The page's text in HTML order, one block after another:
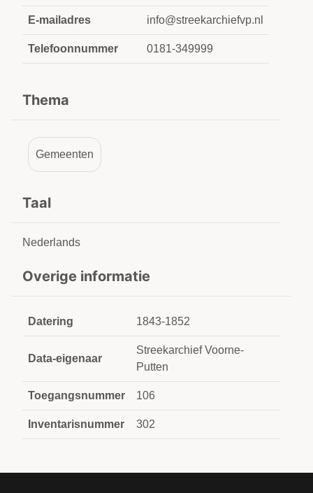
E-mailadres info@streekarchiefvp.nl
Telefoonnummer 0181-349999
Thema
Gemeenten
Taal
Nederlands
Overige informatie
Datering 1843-1852
Data-eigenaar
Streekarchief Voorne-
Putten
Toegangsnummer 106
Inventarisnummer 302